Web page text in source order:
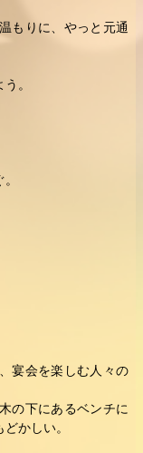
もりに、やっと元通
。
宴会を楽しむ人々の
の下にあるベンチに
かしい。